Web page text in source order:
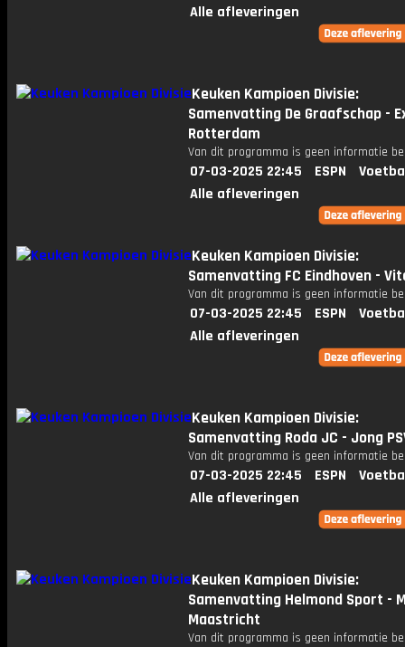
Alle afleveringen
Keuken Kampioen Divisie:
Samenvatting De Graafschap -
Rotterdam
Van dit programma is geen informatie
07-03-2025 22:45 ESPN
Alle afleveringen
Keuken Kampioen Divisie:
Samenvatting FC Eindhoven -
Van dit programma is geen informatie
07-03-2025 22:45 ESPN
Alle afleveringen
Keuken Kampioen Divisie:
Samenvatting Roda JC - Jong
Van dit programma is geen informatie
07-03-2025 22:45 ESPN
Alle afleveringen
Keuken Kampioen Divisie:
Samenvatting Helmond Sport -
Maastricht
Van dit programma is geen informatie